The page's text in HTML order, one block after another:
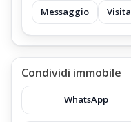
Messaggio Visita
Condividi immobile
WhatsApp